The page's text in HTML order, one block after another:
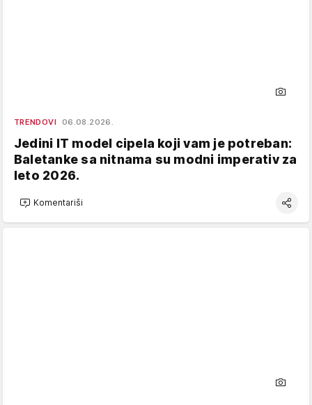
TRENDOVI 06.08.2026.
Jedini IT model cipela koji vam je potreban:
Baletanke sa nitnama su modni imperativ za
leto 2026.
Komentariši